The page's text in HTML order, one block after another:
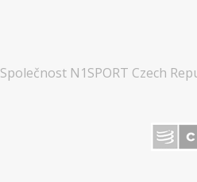
Společnost N1SPORT Czech